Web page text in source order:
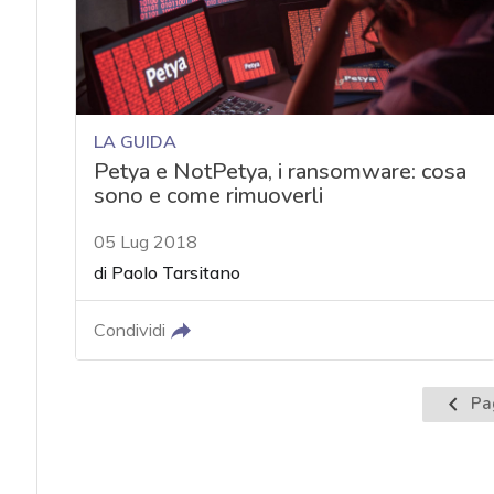
LA GUIDA
Petya e NotPetya, i ransomware: cosa
sono e come rimuoverli
05 Lug 2018
di Paolo Tarsitano
Condividi
Pagina